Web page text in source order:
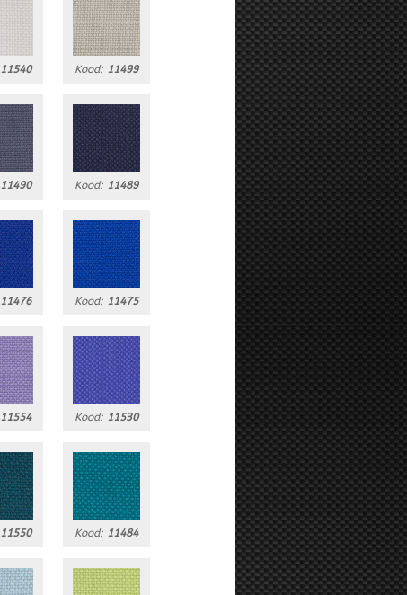
11540 Kood: 11499
11490 Kood: 11489
11476 Kood: 11475
11554 Kood: 11530
11550 Kood: 11484